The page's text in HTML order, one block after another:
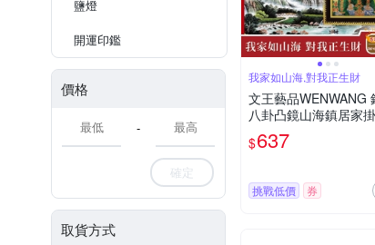
鹽燈
開運印鑑
價格
-
確定
取貨方式
我家如山海,對我正生財
文王藝品WENWANG
八卦凸鏡山海鎮居家
吋正方形1組
$637
挑戰低價 券